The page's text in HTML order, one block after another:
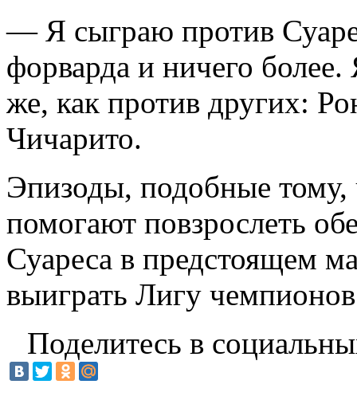
— Я сыграю против
форварда и ничего более.
же, как против других:
Чичарито.
Эпизоды, подобные
помогают повзрослеть
Суареса в предстоящем
выиграть Лигу
Поделитесь в